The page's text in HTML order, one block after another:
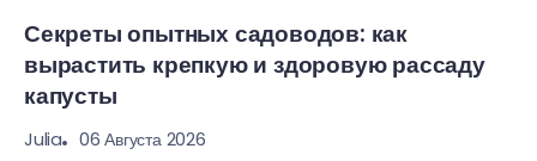
Секреты опытных садоводов: как
вырастить крепкую и здоровую рассаду
капусты
Julia 06 Августа 2026